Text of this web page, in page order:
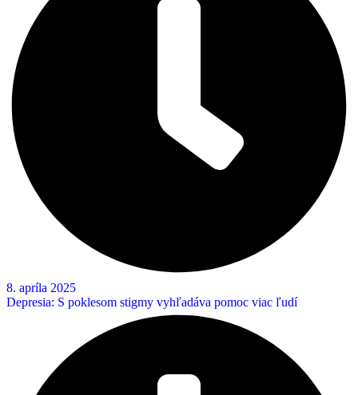
8. apríla 2025
Depresia: S poklesom stigmy vyhľadáva pomoc viac ľudí